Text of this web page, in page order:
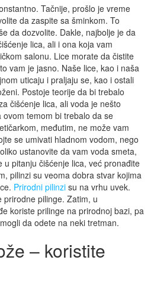
Tačnije, prošlo je vreme
da zaspite sa šminkom. To
da dozvolite. Dakle, najbolje je da
lica, ali i ona koja vam
salonu. Lice morate da čistite
vam je jasno. Naše lice, kao i naša
uticaju i praljaju se, kao i ostali
Postoje teorije da bi trebalo
čišćenje lica, ali voda je nešto
temom bi trebalo da se
međutim, ne može vam
se umivati hladnom vodom, nego
ustanovite da vam voda smeta,
u pitanju čišćenje lica, već pronađite
pilinzi su veoma dobra stvar kojima
Prirodni pilinzi su na vrhu uvek.
prirodne pilinge. Zatim, u
koriste prilinge na prirodnoj bazi, pa
da odete na neki tretman.
– koristite